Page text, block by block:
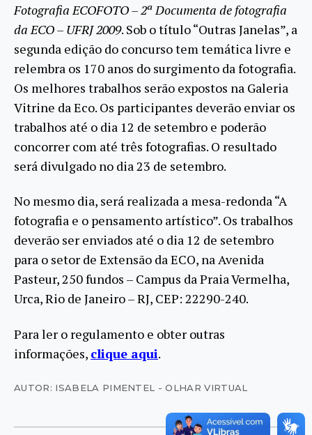
Fotografia ECOFOTO – 2ª Documenta de fotografia
da ECO – UFRJ 2009. Sob o título “Outras Janelas”, a
segunda edição do concurso tem temática livre e
relembra os 170 anos do surgimento da fotografia.
Os melhores trabalhos serão expostos na Galeria
Vitrine da Eco. Os participantes deverão enviar os
trabalhos até o dia 12 de setembro e poderão
concorrer com até três fotografias. O resultado
será divulgado no dia 23 de setembro.
No mesmo dia, será realizada a mesa-redonda “A
fotografia e o pensamento artístico”. Os trabalhos
deverão ser enviados até o dia 12 de setembro
para o setor de Extensão da ECO, na Avenida
Pasteur, 250 fundos – Campus da Praia Vermelha,
Urca, Rio de Janeiro – RJ, CEP: 22290-240.
Para ler o regulamento e obter outras
informações, clique aqui.
AUTOR: ISABELA PIMENTEL - OLHAR VIRTUAL